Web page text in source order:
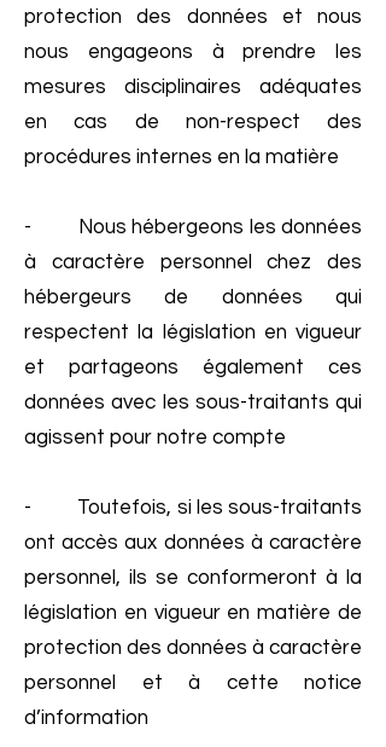
protection des données et nous
nous engageons à prendre les
mesures disciplinaires adéquates
en cas de non-respect des
procédures internes en la matière
- Nous hébergeons les données
à caractère personnel chez des
hébergeurs de données qui
respectent la législation en vigueur
et partageons également ces
données avec les sous-traitants qui
agissent pour notre compte
- Toutefois, si les sous-traitants
ont accès aux données à caractère
personnel, ils se conformeront à la
législation en vigueur en matière de
protection des données à caractère
personnel et à cette notice
d’information